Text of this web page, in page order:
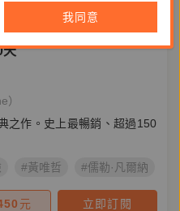
天
）
之作。史上最暢銷、超過150
#黃唯哲 #儒勒·凡爾納
元 立即訂閱
我同意